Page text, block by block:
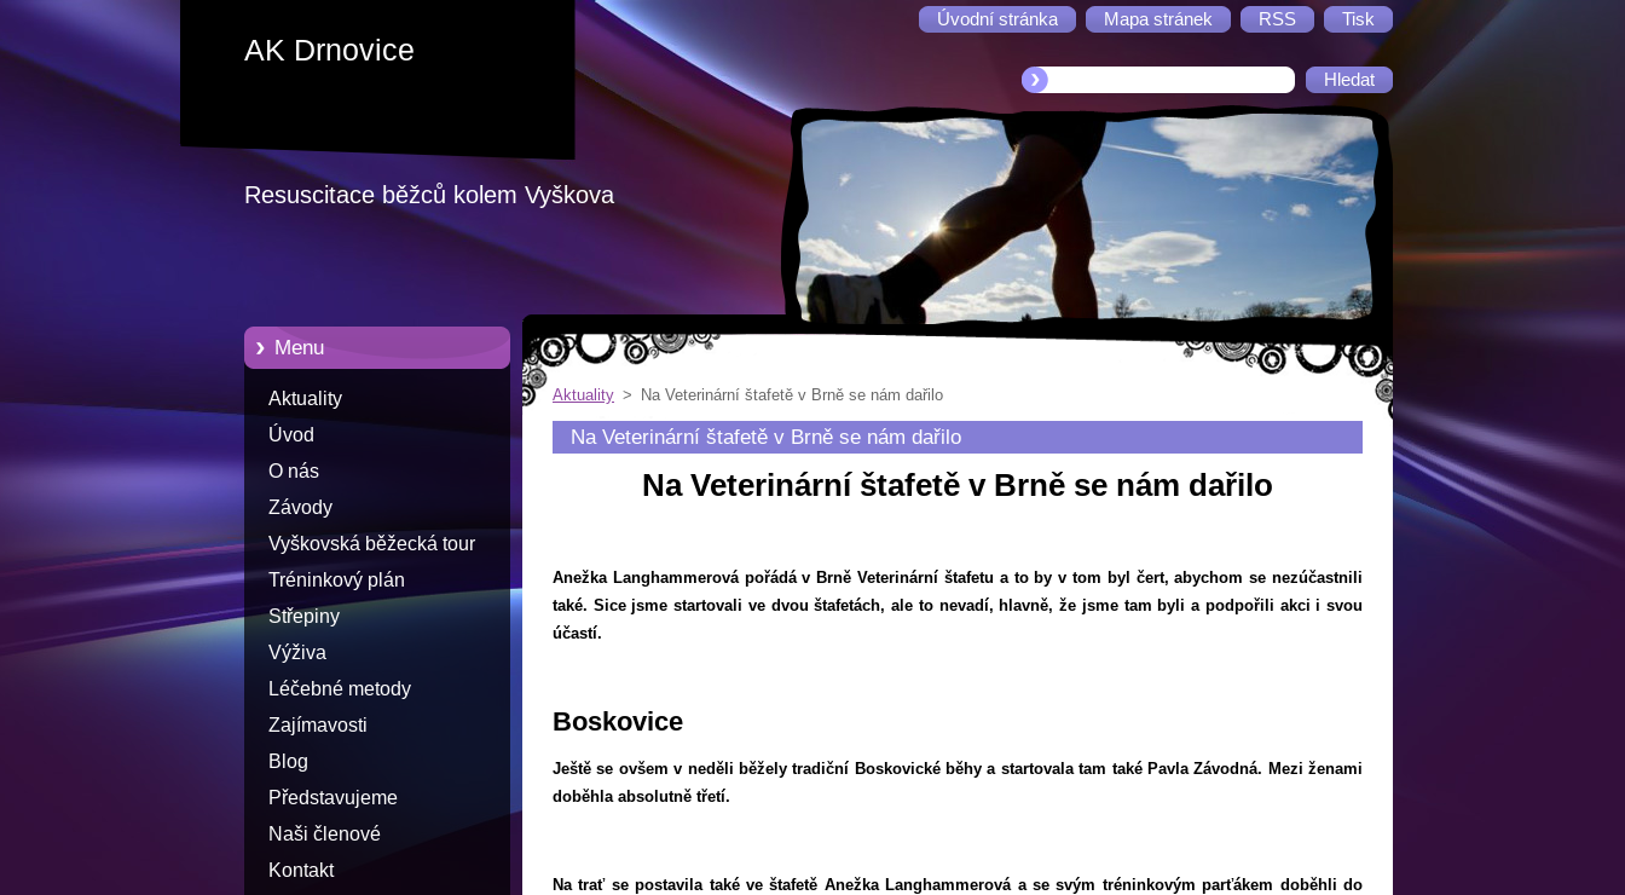
Úvodní stránka Mapa stránek RSS Tisk
AK Drnovice
Resuscitace běžců kolem Vyškova
Menu
Aktuality
Úvod
O nás
Závody
Vyškovská běžecká tour
Tréninkový plán
Střepiny
Výživa
Léčebné metody
Zajímavosti
Blog
Představujeme
Naši členové
Kontakt
Aktuality > Na Veterinární štafetě v Brně se nám dařilo
Na Veterinární štafetě v Brně se nám dařilo
Na Veterinární štafetě v Brně se nám dařilo
Anežka Langhammerová pořádá v Brně Veterinární štafetu a to by v tom byl čert, abychom se nezúčastnili
také. Sice jsme startovali ve dvou štafetách, ale to nevadí, hlavně, že jsme tam byli a podpořili akci i svou
účastí.
Boskovice
Ještě se ovšem v neděli běžely tradiční Boskovické běhy a startovala tam také Pavla Závodná. Mezi ženami
doběhla absolutně třetí.
Na trať se postavila také ve štafetě Anežka Langhammerová a se svým tréninkovým parťákem doběhli do